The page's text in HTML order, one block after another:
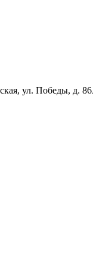
ул. Победы, д.